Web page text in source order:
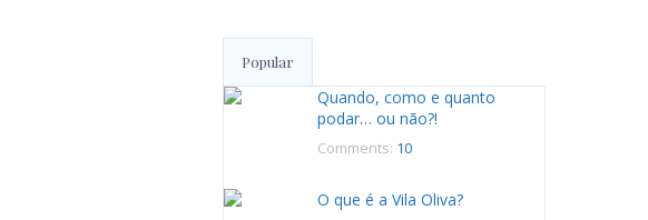
Popular
Quando, como e quanto
podar… ou não?!
Comments: 10
O que é a Vila Oliva?